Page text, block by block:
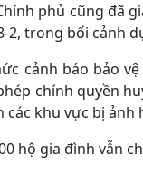
phủ cũng đã
2, trong bối cảnh
cảnh báo bảo
chính quyền
các khu vực bị
hộ gia đình vẫn